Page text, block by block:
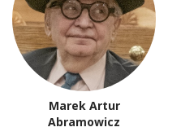
Marek Artur
Abramowicz